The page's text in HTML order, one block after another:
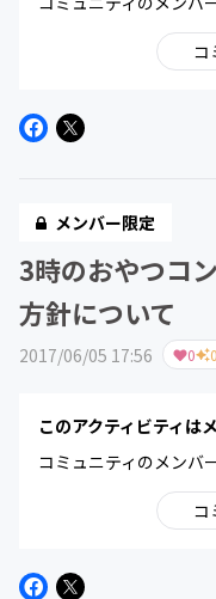
コ
メンバー限定
3時のおやつコ
方針について
2017/06/05 17:56 0 0
このアクティビティは
コミュニティのメンバ
コ